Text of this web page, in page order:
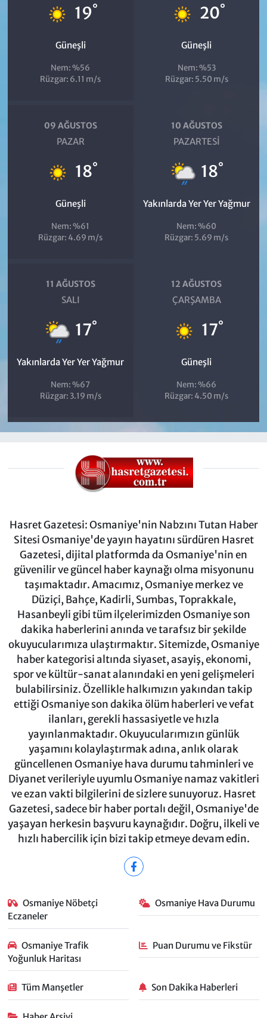
19°
Güneşli
Nem: %56
Rüzgar: 6.11 m/s
20°
Güneşli
Nem: %53
Rüzgar: 5.50 m/s
09 AĞUSTOS
PAZAR
18°
Güneşli
Nem: %61
Rüzgar: 4.69 m/s
10 AĞUSTOS
PAZARTESI
18°
Yakınlarda Yer Yer Yağmur
Nem: %60
Rüzgar: 5.69 m/s
11 AĞUSTOS
SALI
17°
Yakınlarda Yer Yer Yağmur
Nem: %67
Rüzgar: 3.19 m/s
12 AĞUSTOS
ÇARŞAMBA
17°
Güneşli
Nem: %66
Rüzgar: 4.50 m/s
Hasret Gazetesi: Osmaniye'nin Nabzını Tutan Haber
Sitesi Osmaniye'de yayın hayatını sürdüren Hasret
Gazetesi, dijital platformda da Osmaniye'nin en
güvenilir ve güncel haber kaynağı olma misyonunu
taşımaktadır. Amacımız, Osmaniye merkez ve
Düziçi, Bahçe, Kadirli, Sumbas, Toprakkale,
Hasanbeyli gibi tüm ilçelerimizden Osmaniye son
dakika haberlerini anında ve tarafsız bir şekilde
okuyucularımıza ulaştırmaktır. Sitemizde, Osmaniye
haber kategorisi altında siyaset, asayiş, ekonomi,
spor ve kültür-sanat alanındaki en yeni gelişmeleri
bulabilirsiniz. Özellikle halkımızın yakından takip
ettiği Osmaniye son dakika ölüm haberleri ve vefat
ilanları, gerekli hassasiyetle ve hızla
yayınlanmaktadır. Okuyucularımızın günlük
yaşamını kolaylaştırmak adına, anlık olarak
güncellenen Osmaniye hava durumu tahminleri ve
Diyanet verileriyle uyumlu Osmaniye namaz vakitleri
ve ezan vakti bilgilerini de sizlere sunuyoruz. Hasret
Gazetesi, sadece bir haber portalı değil, Osmaniye'de
yaşayan herkesin başvuru kaynağıdır. Doğru, ilkeli ve
hızlı habercilik için bizi takip etmeye devam edin.
Osmaniye Nöbetçi
Eczaneler
Osmaniye Hava Durumu
Osmaniye Trafik
Yoğunluk Haritası
Puan Durumu ve Fikstür
Tüm Manşetler Son Dakika Haberleri